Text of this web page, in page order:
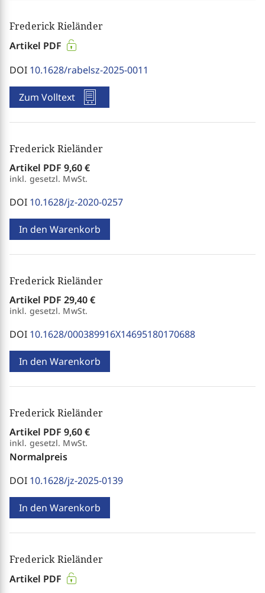
Frederick Rieländer
Artikel PDF
DOI 10.1628/rabelsz-2025-0011
Zum Volltext
Frederick Rieländer
Artikel PDF 9,60 €
inkl. gesetzl. MwSt.
DOI 10.1628/jz-2020-0257
In den Warenkorb
Frederick Rieländer
Artikel PDF 29,40 €
inkl. gesetzl. MwSt.
DOI 10.1628/000389916X14695180170688
In den Warenkorb
Frederick Rieländer
Artikel PDF 9,60 €
inkl. gesetzl. MwSt.
Normalpreis
DOI 10.1628/jz-2025-0139
In den Warenkorb
Frederick Rieländer
Artikel PDF